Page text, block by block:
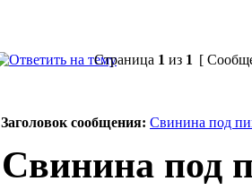
Страница 1 из 1 [
Заголовок сообщения: Свинина под
Свинина под